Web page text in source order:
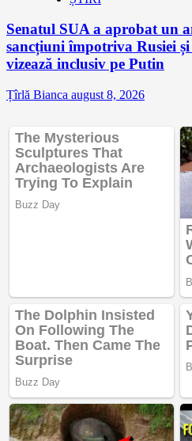
Senatul SUA a aprobat un
sancțiuni împotriva Rusiei
vizează inclusiv pe Putin
Țîrlă Bianca august 8, 2026